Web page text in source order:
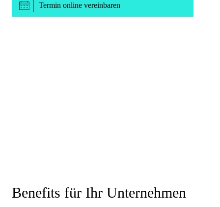
Termin online vereinbaren
Benefits für Ihr Unternehmen